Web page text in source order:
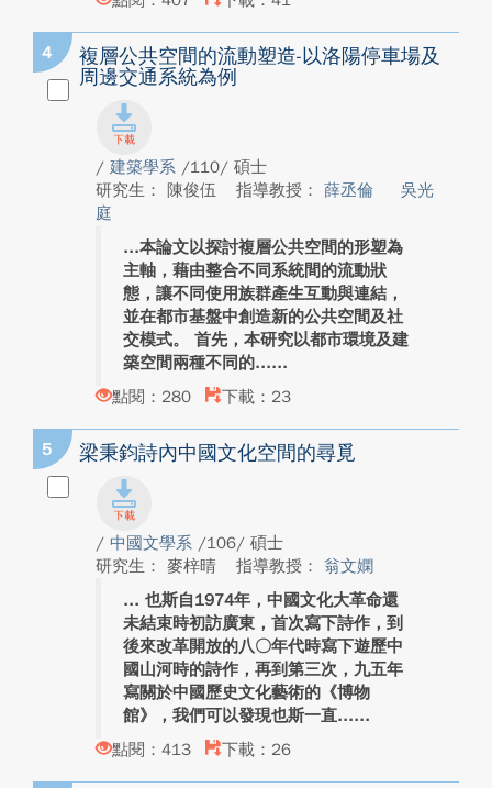
4
複層公共空間的流動塑造-以洛陽停車場及
周邊交通系統為例
/ 建築學系 /110/ 碩士
研究生： 陳俊伍
指導教授： 薛丞倫
吳光
庭
本論文以探討複層公共空間的形塑為
主軸，藉由整合不同系統間的流動狀
態，讓不同使用族群產生互動與連結，
並在都市基盤中創造新的公共空間及社
交模式。 首先，本研究以都市環境及建
築空間兩種不同的...
點閱：280
下載：23
5 梁秉鈞詩內中國文化空間的尋覓
/ 中國文學系 /106/ 碩士
研究生： 麥梓晴
指導教授： 翁文嫻
也斯自1974年，中國文化大革命還
未結束時初訪廣東，首次寫下詩作，到
後來改革開放的八〇年代時寫下遊歷中
國山河時的詩作，再到第三次，九五年
寫關於中國歷史文化藝術的《博物
館》，我們可以發現也斯一直...
點閱：413
下載：26